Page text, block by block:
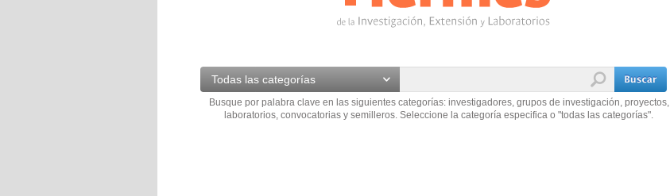
Todas las categorías
Busque por palabra clave en las siguientes categorías: investigadores, grupos de investigación, proyectos,
laboratorios, convocatorias y semilleros. Seleccione la categoría especifica o "todas las categorías".